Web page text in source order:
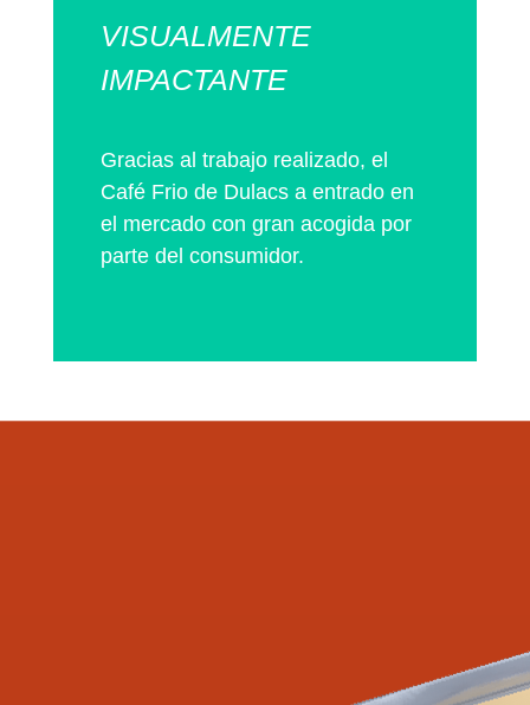
VISUALMENTE
IMPACTANTE
Gracias al trabajo realizado, el
Café Frio de Dulacs a entrado en
el mercado con gran acogida por
parte del consumidor.